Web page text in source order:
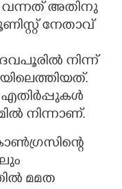
വന്നത് അതിനു
നേതാവ്
നിന്ന്
എതിർപ്പുകൾ
നിന്നാണ്.
മമത